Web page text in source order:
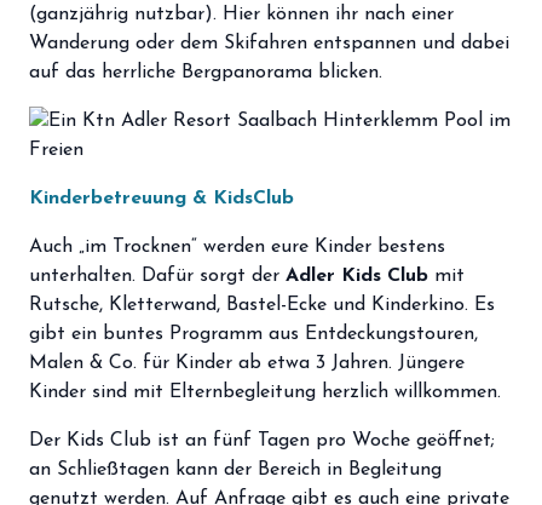
(ganzjährig nutzbar). Hier können ihr nach einer
Wanderung oder dem Skifahren entspannen und dabei
auf das herrliche Bergpanorama blicken.
Kinderbetreuung & KidsClub
Auch „im Trocknen“ werden eure Kinder bestens
unterhalten. Dafür sorgt der Adler Kids Club mit
Rutsche, Kletterwand, Bastel-Ecke und Kinderkino. Es
gibt ein buntes Programm aus Entdeckungstouren,
Malen & Co. für Kinder ab etwa 3 Jahren. Jüngere
Kinder sind mit Elternbegleitung herzlich willkommen.
Der Kids Club ist an fünf Tagen pro Woche geöffnet;
an Schließtagen kann der Bereich in Begleitung
genutzt werden. Auf Anfrage gibt es auch eine private